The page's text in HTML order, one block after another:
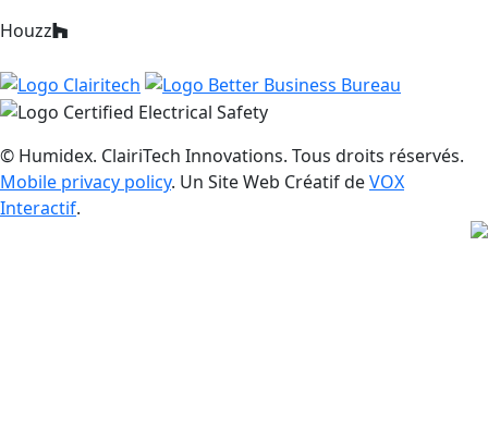
Houzz
© Humidex. ClairiTech Innovations. Tous droits réservés.
Mobile privacy policy. Un Site Web Créatif deVOX
Interactif.